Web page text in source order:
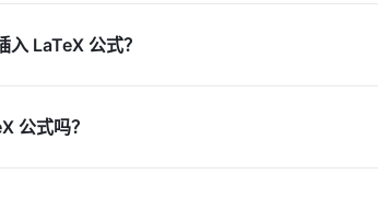
LaTeX 公式？
公式吗？